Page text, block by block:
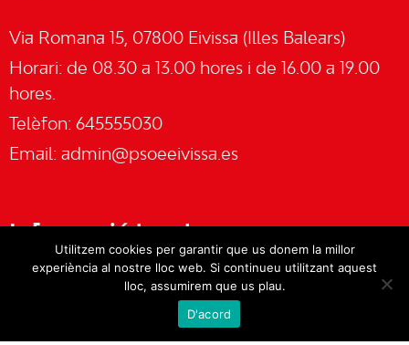
Via Romana 15, 07800 Eivissa (Illes Balears)
Horari: de 08.30 a 13.00 hores i de 16.00 a 19.00
hores.
Telèfon: 645555030
Email: admin@psoeeivissa.es
Informació legal
Utilitzem cookies per garantir que us donem la millor
experiència al nostre lloc web. Si continueu utilitzant aquest
lloc, assumirem que us plau.
D'acord